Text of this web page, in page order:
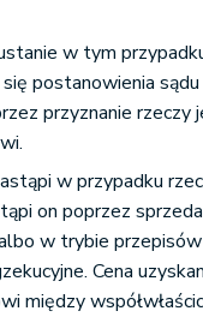
w tym
postanowienia
przyznanie rzeczy
w przypadku
on poprzez
w trybie
Cena
między